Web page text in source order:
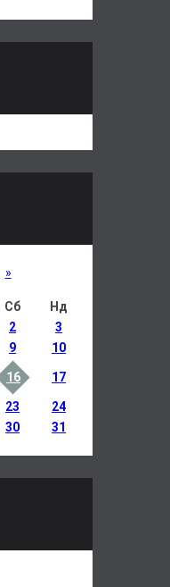
»
Сб
Нд
2
3
9 10
16 17
23
24
30 31